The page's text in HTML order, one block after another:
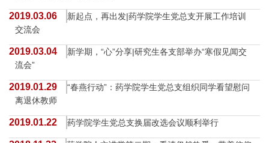
2019.03.06
新起点，再出发|药学院学生党总支开展工作培训
交流会
2019.03.04
新学期，“心”分享|研究生各支部举办“寒假见闻交
流会”
2019.01.29
“春燕行动”：药学院学生党总支组织同学看望慰问
离退休教师
2019.01.22 药学院学生党总支换届改选会议顺利举行